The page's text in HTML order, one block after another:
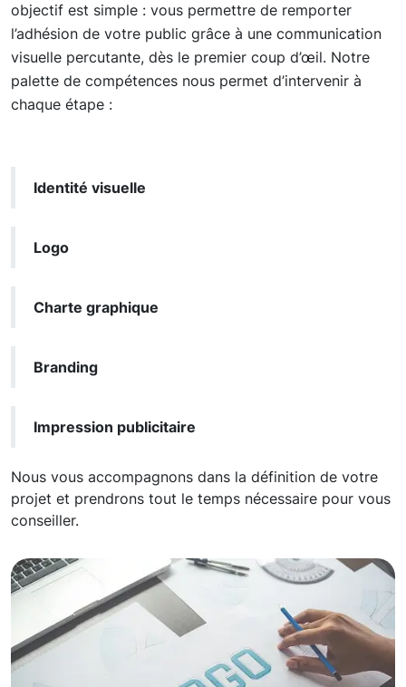
objectif est simple : vous permettre de remporter
l’adhésion de votre public grâce à une communication
visuelle percutante, dès le premier coup d’œil. Notre
palette de compétences nous permet d’intervenir à
chaque étape :
Identité visuelle
Logo
Charte graphique
Branding
Impression publicitaire
Nous vous accompagnons dans la définition de votre
projet et prendrons tout le temps nécessaire pour vous
conseiller.